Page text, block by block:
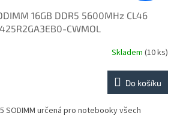
16GB DDR5 5600MHz CL46
CWMOL
Skladem (10 ks)
Do košíku
SODIMM určená pro notebooky všech